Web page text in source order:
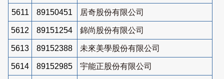
5611 89150451 居奇股份有限公司
5612 89151254 錦尚股份有限公司
5613 89152388 未來美學股份有限公司
5614 89152985 宇能正股份有限公司